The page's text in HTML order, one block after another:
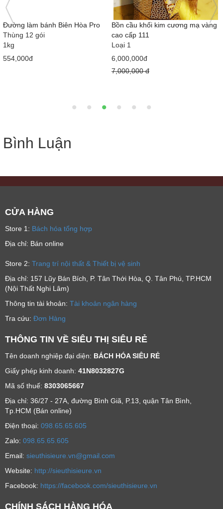
Đường làm bánh Biên Hòa Pro
Thùng 12 gói
1kg
554,000đ
Bồn cầu khối kim cương mạ vàng
cao cấp 111
Loại 1
6,000,000đ
7,000,000 đ
Bình Luận
CỬA HÀNG
Store 1: Bách hóa tổng hợp
Địa chỉ: Bán online
Store 2: Trang trí nội thất & Thiết bị vệ sinh
Địa chỉ: 157 Lũy Bán Bích, P. Tân Thới Hòa, Q. Tân Phú, TP.HCM
(Nội Thất Nghi Lâm)
Thông tin tài khoản: Tài khoản ngân hàng
Tra cứu: Đơn Hàng
THÔNG TIN VỀ SIÊU THỊ SIÊU RẺ
Tên doanh nghiệp đại diện: BÁCH HÓA SIÊU RẺ
Giấy phép kinh doanh: 41N8032827G
Mã số thuế: 8303065667
Địa chỉ: 36/27 - 27A, đường Bình Giã, P.13, quận Tân Bình,
Tp.HCM (Bán online)
Ðiện thoại: 098.65.65.605
Zalo: 098.65.65.605
Email: sieuthisieure.vn@gmail.com
Website: http://sieuthisieure.vn
Facebook: https://facebook.com/sieuthisieure.vn
CHÍNH SÁCH HÀNG HÓA